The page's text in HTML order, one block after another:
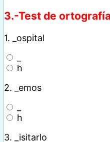
3.-Test de
1.
_ospital
h
2.
_emos
h
3.
_isitarlo